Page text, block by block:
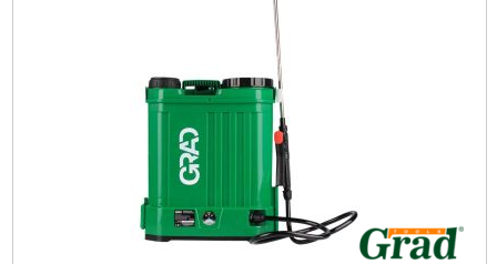
Подробнее...